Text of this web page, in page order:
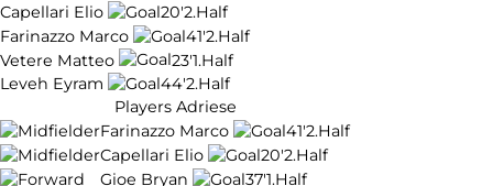
Capellari Elio
20'2.Half
Farinazzo Marco
41'2.Half
Vetere Matteo
23'1.Half
Leveh Eyram
44'2.Half
Players Adriese
Farinazzo Marco
41'2.Half
Capellari Elio
20'2.Half
Gioe Bryan
37'1.Half